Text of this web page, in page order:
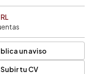
un aviso
Subir tu CV